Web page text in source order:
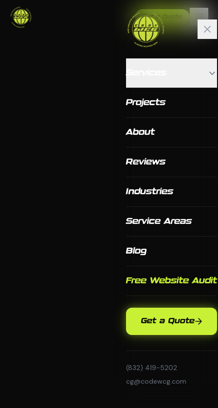
Get a Quote
Projects
About
Reviews
Industries
Service Areas
Blog
Free Website Audit
Get a Quote
(832) 419-5202
cg@codewcg.com